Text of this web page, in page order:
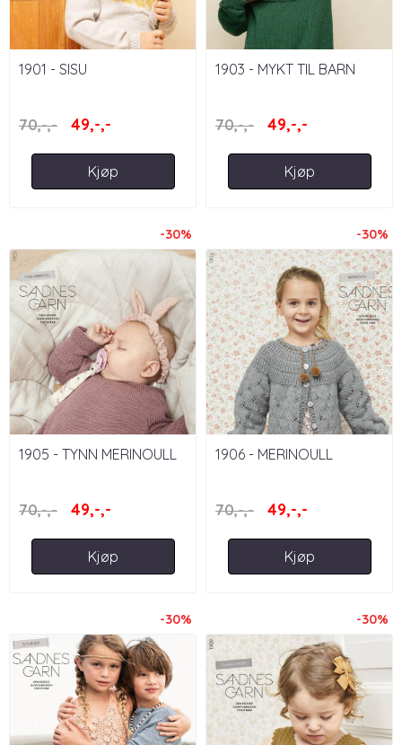
1901 - SISU
70,-,- 49,-,-
Kjøp
1903 - MYKT TIL BARN
70,-,- 49,-,-
Kjøp
-30%
1905 - TYNN MERINOULL
70,-,-
49,-,-
Kjøp
-30%
1906 - MERINOULL
70,-,- 49,-,-
Kjøp
-30% -30%